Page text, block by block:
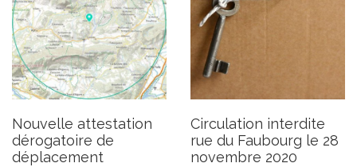
Nouvelle attestation
dérogatoire de
déplacement
Circulation interdite
rue du Faubourg le 28
novembre 2020
Opération de dépistage par
tests antigéniques à
Publié le jeudi 26 novembre 2020
Déconfinement progressif à
Publié le mercredi 25 novembre
2020